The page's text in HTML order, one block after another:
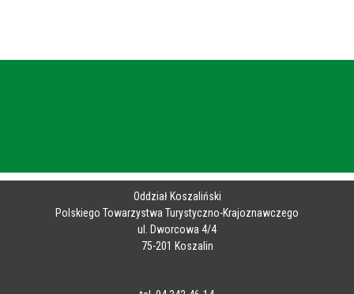
Oddział Koszaliński
Polskiego Towarzystwa Turystyczno-Krajoznawczego
ul. Dworcowa 4/4
75-201 Koszalin